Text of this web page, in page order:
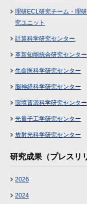
理研ECL研究チーム・理
究ユニット
計算科学研究センター
革新知能統合研究センター
生命医科学研究センター
脳神経科学研究センター
環境資源科学研究センター
光量子工学研究センター
放射光科学研究センター
研究成果（プレスリ
2026
2024